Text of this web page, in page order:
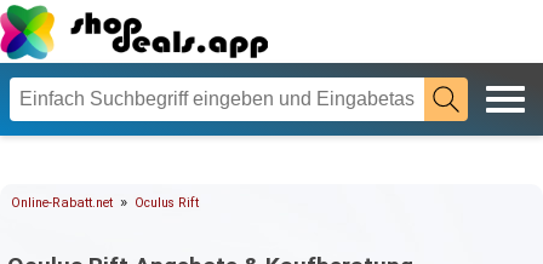
Online-Rabatt.net » Oculus Rift